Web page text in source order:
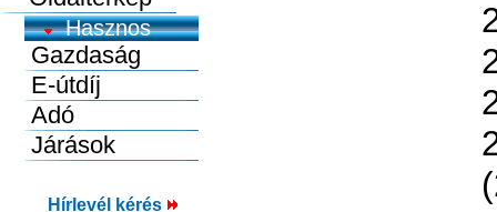
Hírlevél kérés